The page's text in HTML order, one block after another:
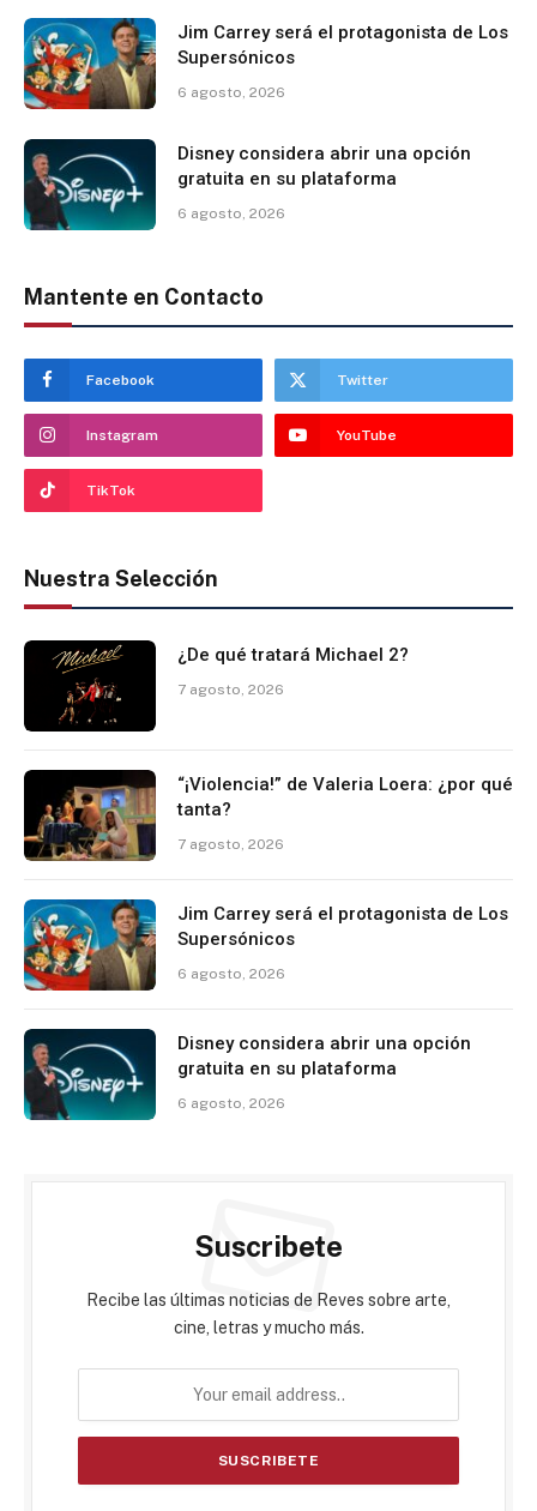
Jim Carrey será el protagonista de Los
Supersónicos
6 agosto, 2026
Disney considera abrir una opción
gratuita en su plataforma
6 agosto, 2026
Mantente en Contacto
Facebook Twitter
Instagram YouTube
TikTok
Nuestra Selección
¿De qué tratará Michael 2?
7 agosto, 2026
“¡Violencia!” de Valeria Loera: ¿por qué
tanta?
7 agosto, 2026
Jim Carrey será el protagonista de Los
Supersónicos
6 agosto, 2026
Disney considera abrir una opción
gratuita en su plataforma
6 agosto, 2026
Suscribete
Recibe las últimas noticias de Reves sobre arte,
cine, letras y mucho más.